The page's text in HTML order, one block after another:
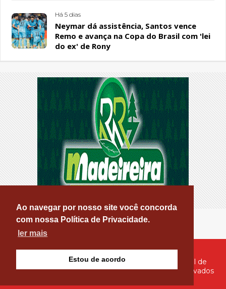
Ao navegar por nosso site você concorda
com nossa Política de Privacidade.
ler mais
Estou de acordo
Há 5 dias
Neymar dá assistência, Santos vence
Remo e avança na Copa do Brasil com 'lei
do ex' de Rony
© Copyright 2026 - PATOS ONLINE - O seu Portal de
Notícias de Patos e Região - Todos os direitos reservados